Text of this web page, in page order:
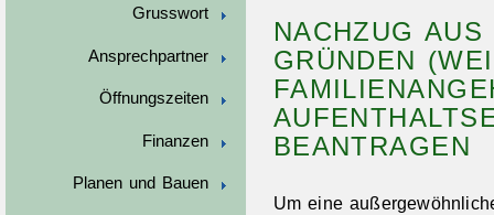
Grusswort
Ansprechpartner
Öffnungszeiten
Finanzen
Planen und Bauen
NACHZUG
GRÜNDEN
BEANTRAGEN
Um eine